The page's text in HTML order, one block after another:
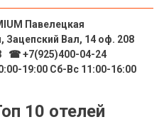
Павелецкая
Зацепский Вал, 14 оф. 208
☎ +7(925)400-04-24
19:00 Сб-Вс 11:00-16:00
10 отелей